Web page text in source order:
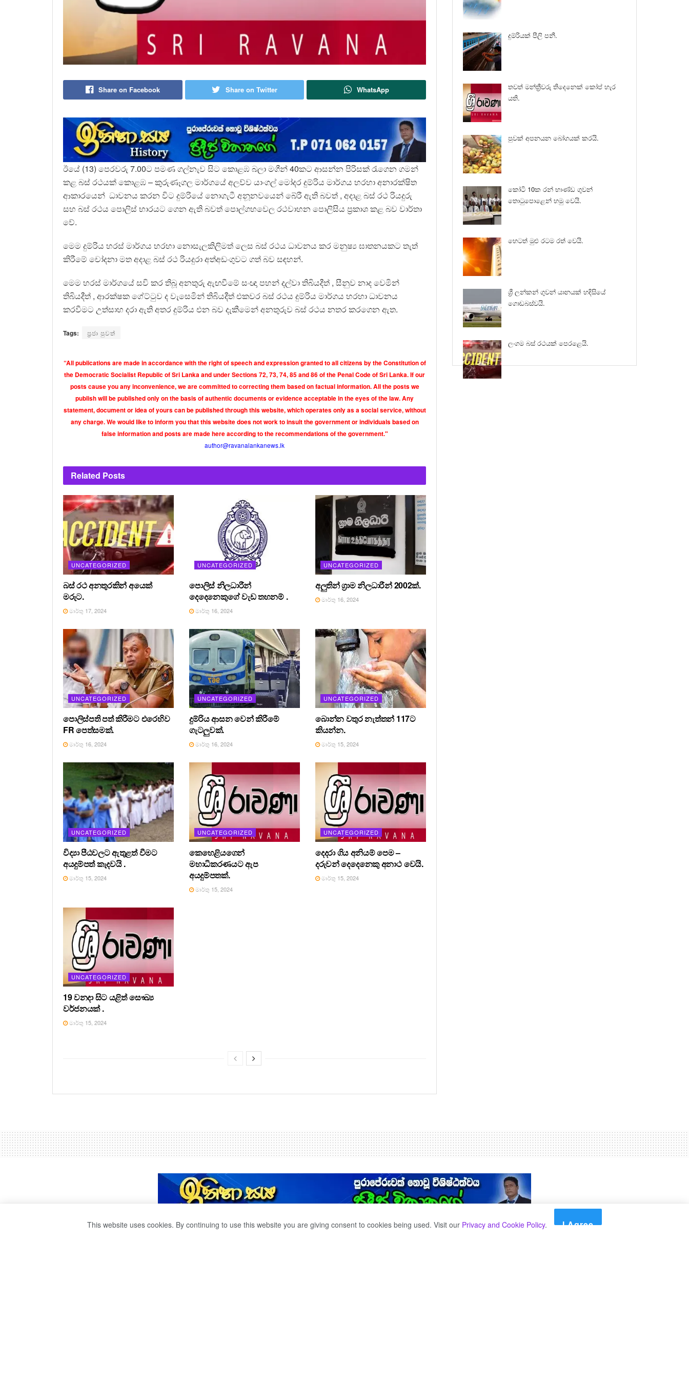
Share on Facebook Share on Twitter WhatsApp
ඊයේ (13) පෙරවරු 7.00ට පමණ ගල්නැව සිට කොළඹ බලා මගීන් 40කට ආසන්න පිරිසක් රැගෙන ගමන්
කළ බස් රථයක් කොළඹ – කුරුණෑගල මාර්ගයේ අලව්ව යාංගල් මෝදර දුම්රිය මාර්ගය හරහා අනාරක්ෂිත
ආකාරයෙන් ධාවනය කරන විට දුම්රියේ නොගැටී අනූනවයෙන් බේරී ඇති බවත් , අදාළ බස් රථ රියදුරු
සහ බස් රථය පොලිස් භාරයට ගෙන ඇති බවත් පොල්ගහවෙල රථවාහන පොලිසිය ප්‍රකාශ කළ බව වාර්තා
වේ.
මෙම දුම්රිය හරස් මාර්ගය හරහා නොසැලකිලිමත් ලෙස බස් රථය ධාවනය කර මනුෂ්‍ය ඝාතනයකට තැත්
කිරීමේ චෝදනා මත අදාළ බස් රථ රියදුරා අත්අඩංගුවට ගත් බව සඳහන්.
මෙම හරස් මාර්ගයේ සවි කර තිබූ අනතුරු ඇඟවීමේ සංඥා පහන් දල්වා තිබියදීත් , සීනුව නාද වෙමින්
තිබියදීත් , ආරක්ෂක ගේට්ටුව ද වැසෙමින් තිබියදීත් එකවර බස්‍ රථය දුම්රිය මාර්ගය හරහා ධාවනය
කරවීමට උත්සාහ දරා ඇති අතර දුම්රිය එන බව දැකීමෙන් අනතුරුව බස් රථය නතර කරගෙන ඇත.
Tags: ප්‍රජා පුවත්
“All publications are made in accordance with the right of speech and expression granted to all citizens by the Constitution of
the Democratic Socialist Republic of Sri Lanka and under Sections 72, 73, 74, 85 and 86 of the Penal Code of Sri Lanka. If our
posts cause you any inconvenience, we are committed to correcting them based on factual information. All the posts we
publish will be published only on the basis of authentic documents or evidence acceptable in the eyes of the law. Any
statement, document or idea of yours can be published through this website, which operates only as a social service, without
any charge. We would like to inform you that this website does not work to insult the government or individuals based on
false information and posts are made here according to the recommendations of the government."
author@ravanalankanews.lk
Related Posts
UNCATEGORIZED
බස් රථ අනතුරකින් අයෙක්
මරුට.
මාර්තු 17, 2024
UNCATEGORIZED
පොලිස් නිලධාරීන්
දෙදෙනෙකුගේ වැඩ තහනම් .
මාර්තු 16, 2024
UNCATEGORIZED
අලුතින් ග්‍රාම නිලධාරීන් 2002ක්.
මාර්තු 16, 2024
UNCATEGORIZED
පොලිස්පති පත් කිරීමට එරෙහිව
FR පෙත්සමක්.
මාර්තු 16, 2024
UNCATEGORIZED
දුම්රිය ආසන වෙන් කිරීමේ
ගැටලුවක්.
මාර්තු 16, 2024
UNCATEGORIZED
බොන්න වතුර නැත්තන් 117ට
කියන්න.
මාර්තු 15, 2024
UNCATEGORIZED
විද්‍යා පීඨවලට ඇතුළත් වීමට
අයදුම්පත් කැදවයි .
මාර්තු 15, 2024
UNCATEGORIZED
කෙහෙළියගෙන්
මහාධිකරණයට ඇප
අයදුම්පතක්.
මාර්තු 15, 2024
UNCATEGORIZED
දෙදරා ගිය අනියම් පෙම –
දරුවන් දෙදෙනෙකු අනාථ වෙයි.
මාර්තු 15, 2024
UNCATEGORIZED
19 වනදා සිට යළිත් සෞඛ්‍ය
වර්ජනයක් .
මාර්තු 15, 2024
දුම්රියක් පීලි පනී.
තවත් මන්ත්‍රීවරු තිදෙනෙක් කෝප් හැර
යති.
පුවක් අපනයන බෝගයක් කරයි.
කෝටි 10ක රන් භාණ්ඩ ගුවන්
තොටුපොළෙන් හමු වෙයි.
හෙටත් මුළු රටම රත් වෙයි.
ශ්‍රී ලන්කන් ගුවන් යානයක් හදිසියේ
ගොඩබස්වයි.
ලංගම බස් රථයක් පෙරළෙයි.
This website uses cookies. By continuing to use this website you are giving consent to cookies being used. Visit our Privacy and Cookie Policy. I Agree